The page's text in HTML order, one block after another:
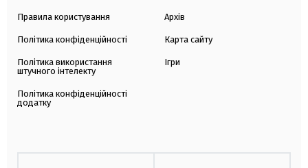
Правила користування
Політика конфіденційності
Політика використання
штучного інтелекту
Політика конфіденційності
додатку
Архів
Карта сайту
Ігри